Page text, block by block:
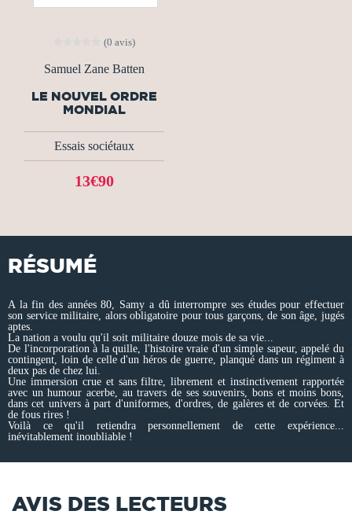
(0 avis)
Samuel Zane Batten
LE NOUVEL ORDRE
MONDIAL
Essais sociétaux
13€90
RÉSUMÉ
A la fin des années 80, Samy a dû interrompre ses études pour effectuer
son service militaire, alors obligatoire pour tous garçons, de son âge, jugés
aptes.
La nation a voulu qu'il soit militaire douze mois de sa vie...
De l'incorporation à la quille, l'histoire vraie d'un simple sapeur, appelé du
contingent, loin de celle d'un héros de guerre, planqué dans un régiment à
deux pas de chez lui.
Une immersion crue et sans filtre, librement et instinctivement rapportée
avec un humour acerbe, au travers de ses souvenirs, bons et moins bons,
dans cet univers à part d'uniformes, d'ordres, de galères et de corvées. Et
de fous rires !
Voilà ce qu'il retiendra personnellement de cette expérience...
inévitablement inoubliable !
AVIS DES LECTEURS